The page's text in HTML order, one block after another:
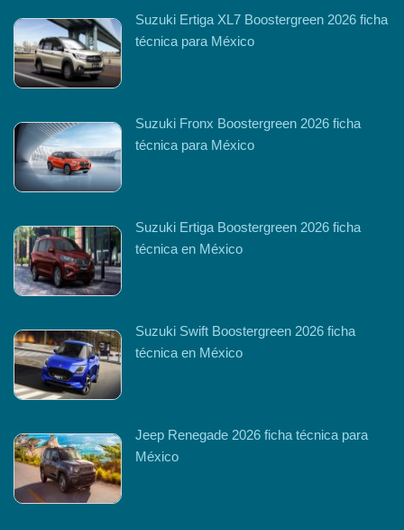
Suzuki Ertiga XL7 Boostergreen 2026 ficha
técnica para México
Suzuki Fronx Boostergreen 2026 ficha
técnica para México
Suzuki Ertiga Boostergreen 2026 ficha
técnica en México
Suzuki Swift Boostergreen 2026 ficha
técnica en México
Jeep Renegade 2026 ficha técnica para
México